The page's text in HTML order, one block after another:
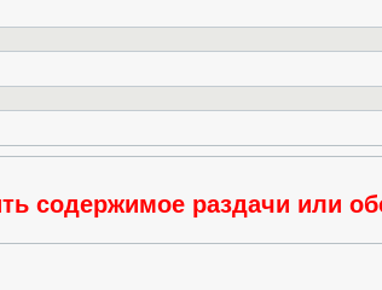
содержимое раздачи или